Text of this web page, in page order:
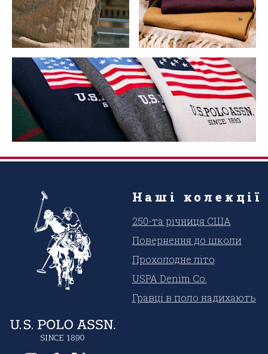
Наші колекції
250-та річниця США
Повернення до школи
Прохолодне літо
USPA Denim Co.
Гравці в поло надихають